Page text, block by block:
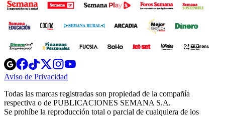
Opens
in
new
Opens
in
new
Opens
in
new
window
Opens
new
windowwindow
Aviso de Privacidad
new
window
Todas las marcas registradas son propiedad de la compañía
respectiva o de PUBLICACIONES SEMANA S.A.
Se prohíbe la reproducción total o parcial de cualquiera de los